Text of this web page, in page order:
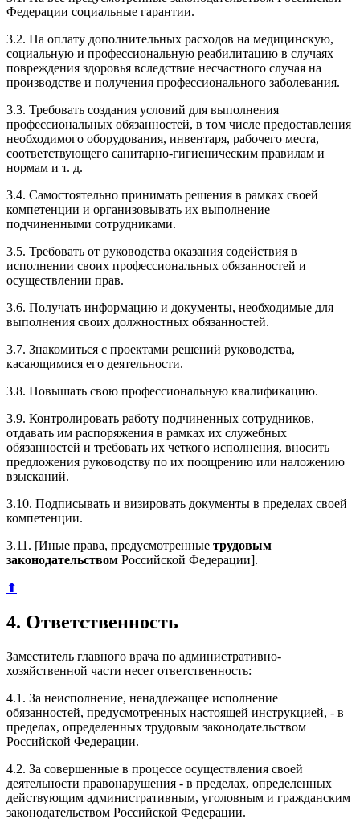
Федерации социальные гарантии.
3.2. На оплату дополнительных расходов на медицинскую,
социальную и профессиональную реабилитацию в случаях
повреждения здоровья вследствие несчастного случая на
производстве и получения профессионального заболевания.
3.3. Требовать создания условий для выполнения
профессиональных обязанностей, в том числе предоставления
необходимого оборудования, инвентаря, рабочего места,
соответствующего санитарно-гигиеническим правилам и
нормам и т. д.
3.4. Самостоятельно принимать решения в рамках своей
компетенции и организовывать их выполнение
подчиненными сотрудниками.
3.5. Требовать от руководства оказания содействия в
исполнении своих профессиональных обязанностей и
осуществлении прав.
3.6. Получать информацию и документы, необходимые для
выполнения своих должностных обязанностей.
3.7. Знакомиться с проектами решений руководства,
касающимися его деятельности.
3.8. Повышать свою профессиональную квалификацию.
3.9. Контролировать работу подчиненных сотрудников,
отдавать им распоряжения в рамках их служебных
обязанностей и требовать их четкого исполнения, вносить
предложения руководству по их поощрению или наложению
взысканий.
3.10. Подписывать и визировать документы в пределах своей
компетенции.
3.11. [Иные права, предусмотренные трудовым
законодательством Российской Федерации].
⬆
4. Ответственность
Заместитель главного врача по административно-
хозяйственной части несет ответственность:
4.1. За неисполнение, ненадлежащее исполнение
обязанностей, предусмотренных настоящей инструкцией, - в
пределах, определенных трудовым законодательством
Российской Федерации.
4.2. За совершенные в процессе осуществления своей
деятельности правонарушения - в пределах, определенных
действующим административным, уголовным и гражданским
законодательством Российской Федерации.